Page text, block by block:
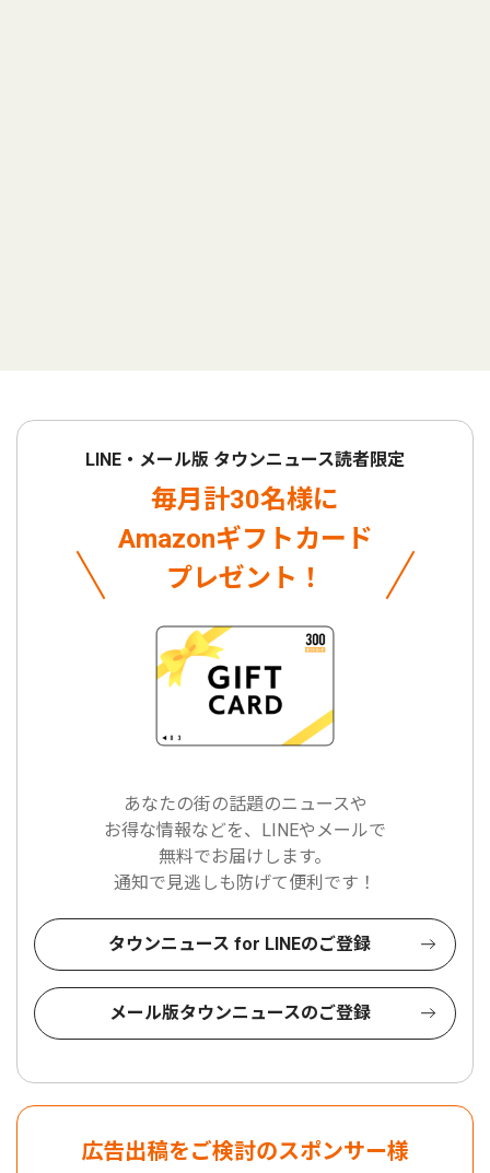
LINE・メール版 タウンニュース読者限定
毎月計30名様に
Amazonギフトカード
プレゼント！
あなたの街の話題のニュースや
お得な情報などを、LINEやメールで
無料でお届けします。
通知で見逃しも防げて便利です！
タウンニュース for LINEのご登録
メール版タウンニュースのご登録
広告出稿をご検討のスポンサー様